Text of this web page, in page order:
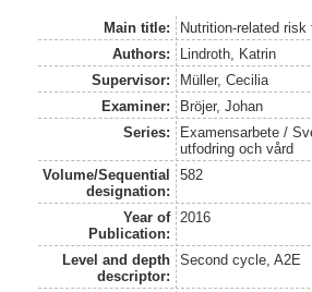
Main title:
Nutrition-related
Authors:
Lindroth, Katrin
Supervisor:
Müller, Cecilia
Examiner:
Bröjer, Johan
Series:
Examensarbete /
utfodring och vård
Volume/Sequential
designation:
582
Year of
Publication:
2016
Level and depth
descriptor:
Second cycle, A2E